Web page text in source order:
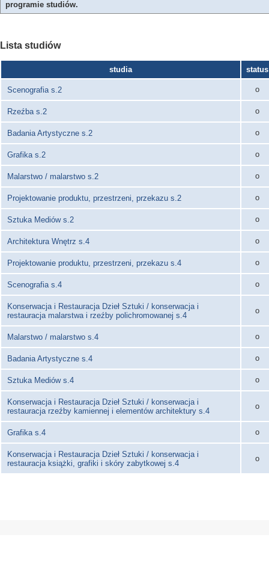
programie studiów.
Lista studiów
studia status
Scenografia s.2 o
Rzeźba s.2 o
Badania Artystyczne s.2 o
Grafika s.2 o
Malarstwo / malarstwo s.2 o
Projektowanie produktu, przestrzeni, przekazu s.2 o
Sztuka Mediów s.2 o
Architektura Wnętrz s.4 o
Projektowanie produktu, przestrzeni, przekazu s.4 o
Scenografia s.4 o
Konserwacja i Restauracja Dzieł Sztuki / konserwacja i
restauracja malarstwa i rzeźby polichromowanej s.4
o
Malarstwo / malarstwo s.4 o
Badania Artystyczne s.4 o
Sztuka Mediów s.4 o
Konserwacja i Restauracja Dzieł Sztuki / konserwacja i
restauracja rzeźby kamiennej i elementów architektury s.4
o
Grafika s.4 o
Konserwacja i Restauracja Dzieł Sztuki / konserwacja i
restauracja książki, grafiki i skóry zabytkowej s.4
o